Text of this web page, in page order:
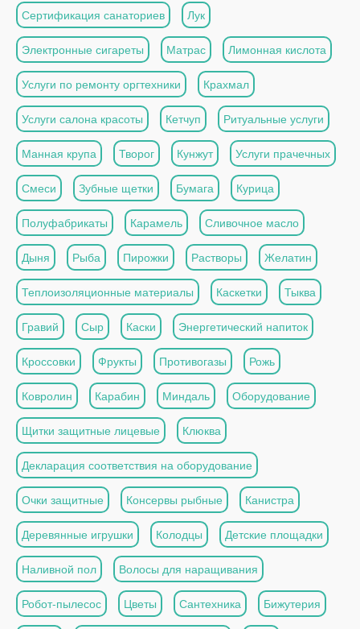
Сертификация санаториев Лук
Электронные сигареты Матрас Лимонная кислота
Услуги по ремонту оргтехники Крахмал
Услуги салона красоты Кетчуп Ритуальные услуги
Манная крупа Творог Кунжут Услуги прачечных
Смеси Зубные щетки Бумага Курица
Полуфабрикаты Карамель Сливочное масло
Дыня Рыба Пирожки Растворы Желатин
Теплоизоляционные материалы Каскетки Тыква
Гравий Сыр Каски Энергетический напиток
Кроссовки Фрукты Противогазы Рожь
Ковролин Карабин Миндаль Оборудование
Щитки защитные лицевые Клюква
Декларация соответствия на оборудование
Очки защитные Консервы рыбные Канистра
Деревянные игрушки Колодцы Детские площадки
Наливной пол Волосы для наращивания
Робот-пылесос Цветы Сантехника Бижутерия